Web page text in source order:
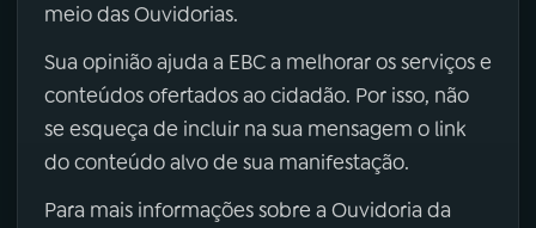
meio das Ouvidorias.
Sua opinião ajuda a EBC a melhorar os serviços e
conteúdos ofertados ao cidadão. Por isso, não
se esqueça de incluir na sua mensagem o link
do conteúdo alvo de sua manifestação.
Para mais informações sobre a Ouvidoria da